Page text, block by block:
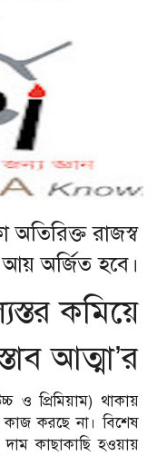
অতিরিক্ত রাজস্ব
আয় অর্জিত হবে।
কমিয়ে
আত্মা’র
ও প্রিমিয়াম) থাকায়
করছে না। বিশেষ
দাম কাছাকাছি হওয়ায়